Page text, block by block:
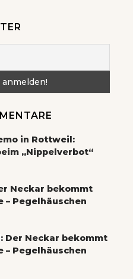
in Rottweil:
„Nippelverbot“
Neckar bekommt
– Pegelhäuschen
Der Neckar bekommt
– Pegelhäuschen